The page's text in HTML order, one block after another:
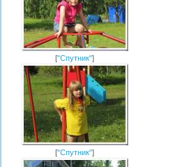
["Спутник"]
["Спутник"]